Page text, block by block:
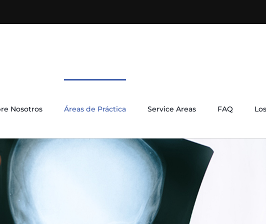
Nosotros Áreas de Práctica Service Areas FAQ